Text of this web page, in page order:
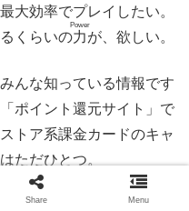
大効率でプレイしたい。
くらいの力
Power
が、欲しい。
んな知っている情報です
ポイント還元サイト」で
トア系課金カードのキャ
ただひとつ。
Share Menu